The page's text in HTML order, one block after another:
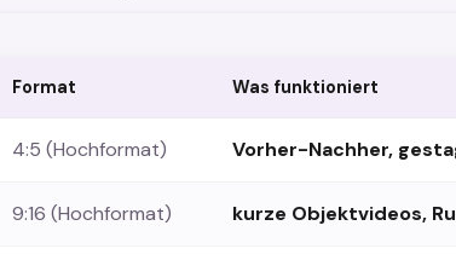
Format Was funktioniert
4:5 (Hochformat) Vorher-Nachher,
9:16 (Hochformat) kurze Objektvideos,